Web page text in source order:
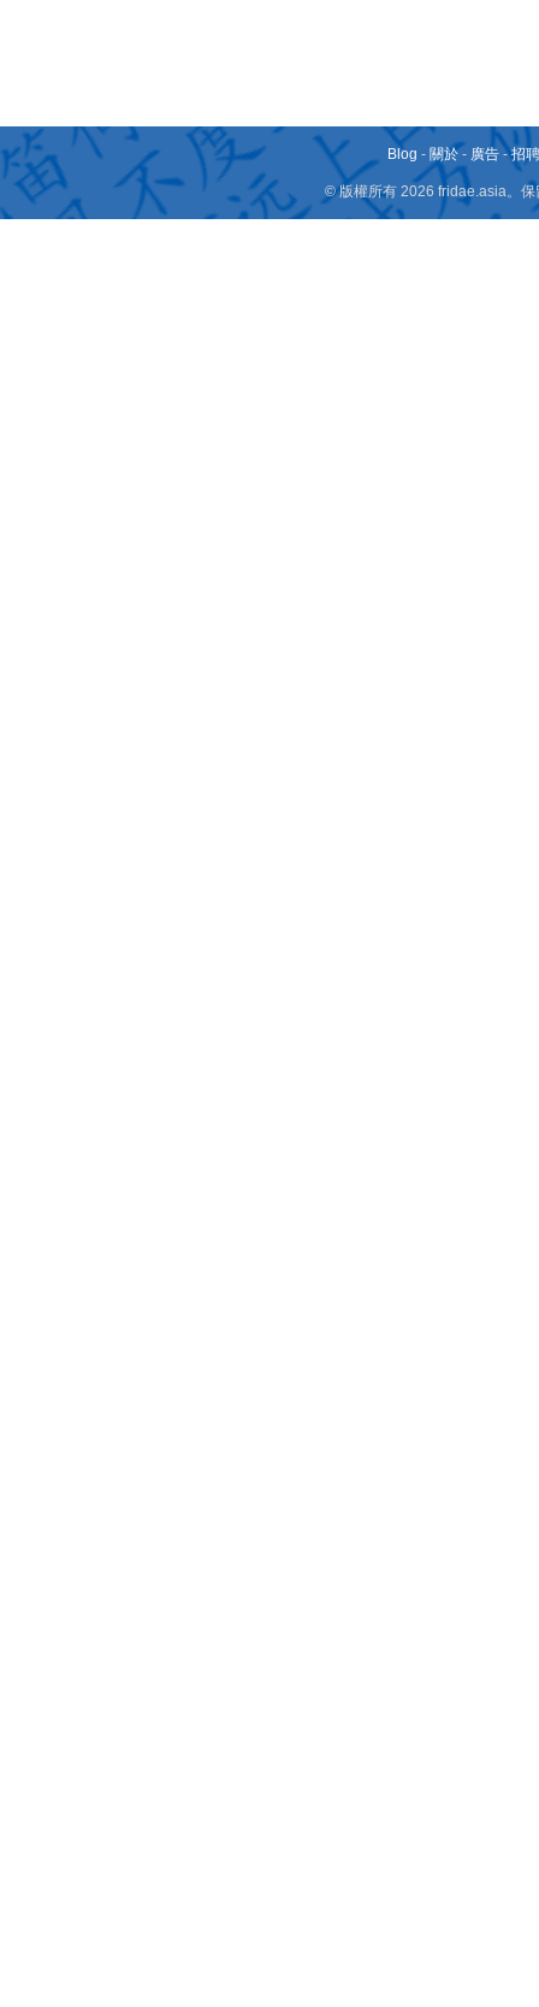
Blog - 關於 - 廣告 -招
© 版權所有 2026 fridae.asia。